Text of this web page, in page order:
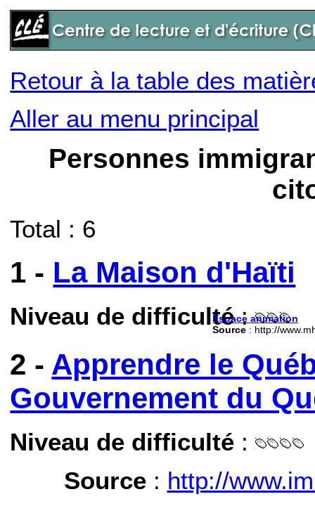
Retour à la table des
Aller au menu principal
Personnes
Total : 6
1 - La Maison d'Haïti
Niveau de difficulté:
Espace animation
Source : http://
2 - Apprendre le
Gouvernement du
Niveau de difficulté :
Source: http://